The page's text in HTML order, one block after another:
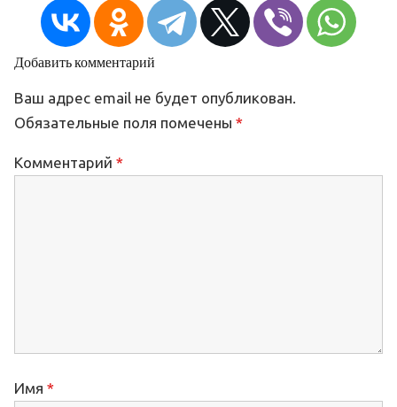
Добавить комментарий
Ваш адрес email не будет опубликован.
Обязательные поля помечены *
Комментарий *
Имя *